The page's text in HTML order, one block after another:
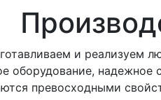
и реализуем
оборудование,
превосходными